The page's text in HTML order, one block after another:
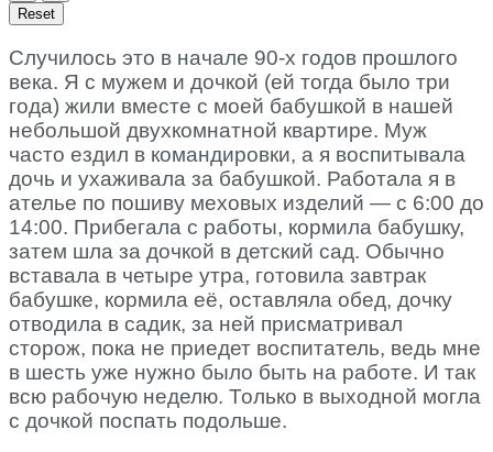
Reset
Случилось это в начале 90-х годов прошлого
века. Я с мужем и дочкой (ей тогда было три
года) жили вместе с моей бабушкой в нашей
небольшой двухкомнатной квартире. Муж
часто ездил в командировки, а я воспитывала
дочь и ухаживала за бабушкой. Работала я в
ателье по пошиву меховых изделий — с 6:00 до
14:00. Прибегала с работы, кормила бабушку,
затем шла за дочкой в детский сад. Обычно
вставала в четыре утра, готовила завтрак
бабушке, кормила её, оставляла обед, дочку
отводила в садик, за ней присматривал
сторож, пока не приедет воспитатель, ведь мне
в шесть уже нужно было быть на работе. И так
всю рабочую неделю. Только в выходной могла
с дочкой поспать подольше.